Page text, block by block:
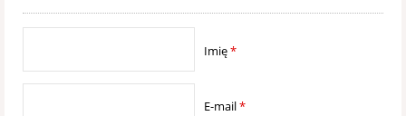
Imię*
E-mail*